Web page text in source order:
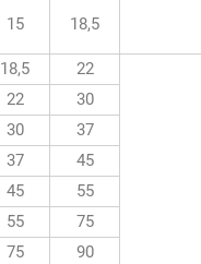
15 18,5
18,5 22
22
30
30
37
37
45
45
55
55
75
75
90